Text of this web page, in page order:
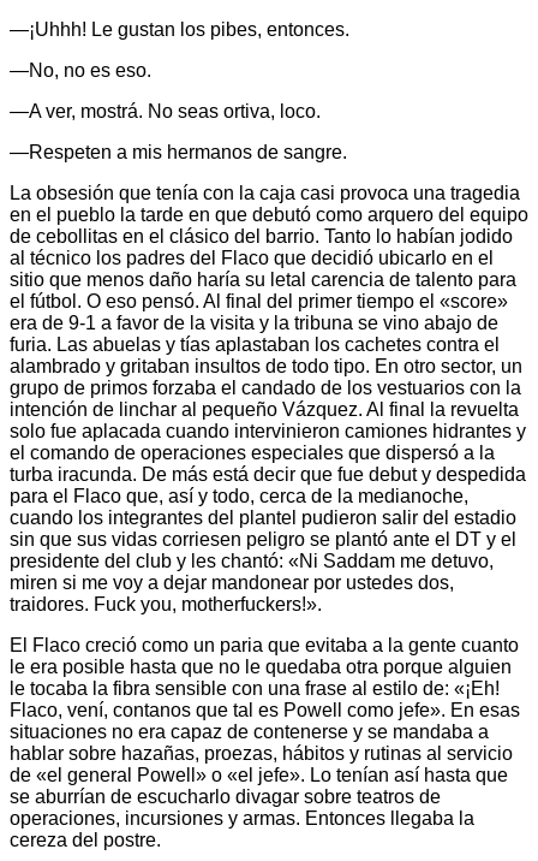
—¡Uhhh! Le gustan los pibes, entonces.
—No, no es eso.
—A ver, mostrá. No seas ortiva, loco.
—Respeten a mis hermanos de sangre.
La obsesión que tenía con la caja casi provoca una tragedia
en el pueblo la tarde en que debutó como arquero del equipo
de cebollitas en el clásico del barrio. Tanto lo habían jodido
al técnico los padres del Flaco que decidió ubicarlo en el
sitio que menos daño haría su letal carencia de talento para
el fútbol. O eso pensó. Al final del primer tiempo el «score»
era de 9-1 a favor de la visita y la tribuna se vino abajo de
furia. Las abuelas y tías aplastaban los cachetes contra el
alambrado y gritaban insultos de todo tipo. En otro sector, un
grupo de primos forzaba el candado de los vestuarios con la
intención de linchar al pequeño Vázquez. Al final la revuelta
solo fue aplacada cuando intervinieron camiones hidrantes y
el comando de operaciones especiales que dispersó a la
turba iracunda. De más está decir que fue debut y despedida
para el Flaco que, así y todo, cerca de la medianoche,
cuando los integrantes del plantel pudieron salir del estadio
sin que sus vidas corriesen peligro se plantó ante el DT y el
presidente del club y les chantó: «Ni Saddam me detuvo,
miren si me voy a dejar mandonear por ustedes dos,
traidores. Fuck you, motherfuckers!».
El Flaco creció como un paria que evitaba a la gente cuanto
le era posible hasta que no le quedaba otra porque alguien
le tocaba la fibra sensible con una frase al estilo de: «¡Eh!
Flaco, vení, contanos que tal es Powell como jefe». En esas
situaciones no era capaz de contenerse y se mandaba a
hablar sobre hazañas, proezas, hábitos y rutinas al servicio
de «el general Powell» o «el jefe». Lo tenían así hasta que
se aburrían de escucharlo divagar sobre teatros de
operaciones, incursiones y armas. Entonces llegaba la
cereza del postre.